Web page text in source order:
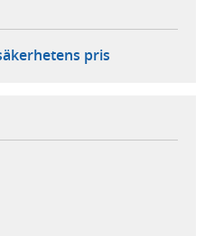
pris
flik, extern webbplats,
webbplats,
flik, extern webbplats,